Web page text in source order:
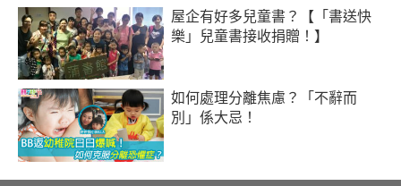
屋企有好多兒童書？【「書送快
樂」兒童書接收捐贈！】
如何處理分離焦慮？「不辭而
別」係大忌！